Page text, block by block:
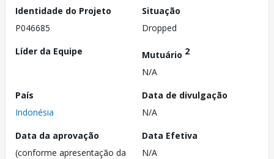
Identidade do Projeto
P046685
Situação
Dropped
Líder da Equipe
Mutuário 2
N/A
País
Indonésia
Data de divulgação
N/A
Data da aprovação
(conforme apresentação da
Data Efetiva
N/A